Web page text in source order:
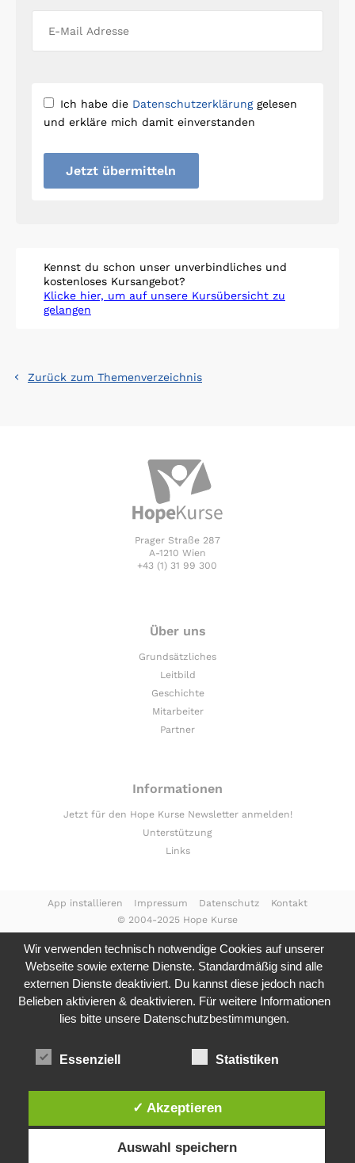
Ich habe die Datenschutzerklärunggelesen
und erkläre mich damit einverstanden
Jetzt übermitteln
Kennst du schon unser unverbindliches und
kostenloses Kursangebot?
Klicke hier, um auf unsere Kursübersicht zu
gelangen
Zurück zum Themenverzeichnis
Prager Straße 287
A-1210 Wien
+43 (1) 31 99 300
Über uns
Grundsätzliches
Leitbild
Geschichte
Mitarbeiter
Partner
Informationen
Jetzt für den Hope Kurse Newsletter anmelden!
Unterstützung
Links
© 2004-2025 Hope Kurse
App installieren Impressum Datenschutz Kontakt
Wir verwenden technisch notwendige Cookies auf unserer
Webseite sowie externe Dienste. Standardmäßig sind alle
externen Dienste deaktiviert. Du kannst diese jedoch nach
Belieben aktivieren & deaktivieren. Für weitere Informationen
lies bitte unsere Datenschutzbestimmungen.
Essenziell Statistiken
✓ Akzeptieren
Auswahl speichern